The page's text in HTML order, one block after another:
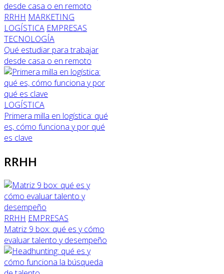
RRHH MARKETING
LOGÍSTICA EMPRESAS
TECNOLOGÍA
Qué estudiar para trabajar
desde casa o en remoto
LOGÍSTICA
Primera milla en logística: qué
es, cómo funciona y por qué
es clave
RRHH
RRHH EMPRESAS
Matriz 9 box: qué es y cómo
evaluar talento y desempeño